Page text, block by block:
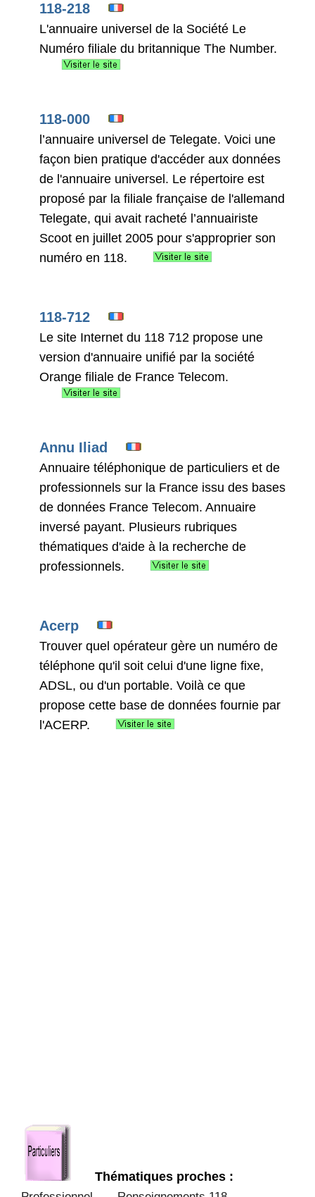
118-218
L'annuaire universel de la Société Le
Numéro filiale du britannique The Number.
118-000
l’annuaire universel de Telegate. Voici une
façon bien pratique d'accéder aux données
de l'annuaire universel. Le répertoire est
proposé par la filiale française de l'allemand
Telegate, qui avait racheté l’annuairiste
Scoot en juillet 2005 pour s'approprier son
numéro en 118.
118-712
Le site Internet du 118 712 propose une
version d'annuaire unifié par la société
Orange filiale de France Telecom.
Annu Iliad
Annuaire téléphonique de particuliers et de
professionnels sur la France issu des bases
de données France Telecom. Annuaire
inversé payant. Plusieurs rubriques
thématiques d'aide à la recherche de
professionnels.
Acerp
Trouver quel opérateur gère un numéro de
téléphone qu'il soit celui d'une ligne fixe,
ADSL, ou d'un portable. Voilà ce que
propose cette base de données fournie par
l'ACERP.
Thématiques proches :